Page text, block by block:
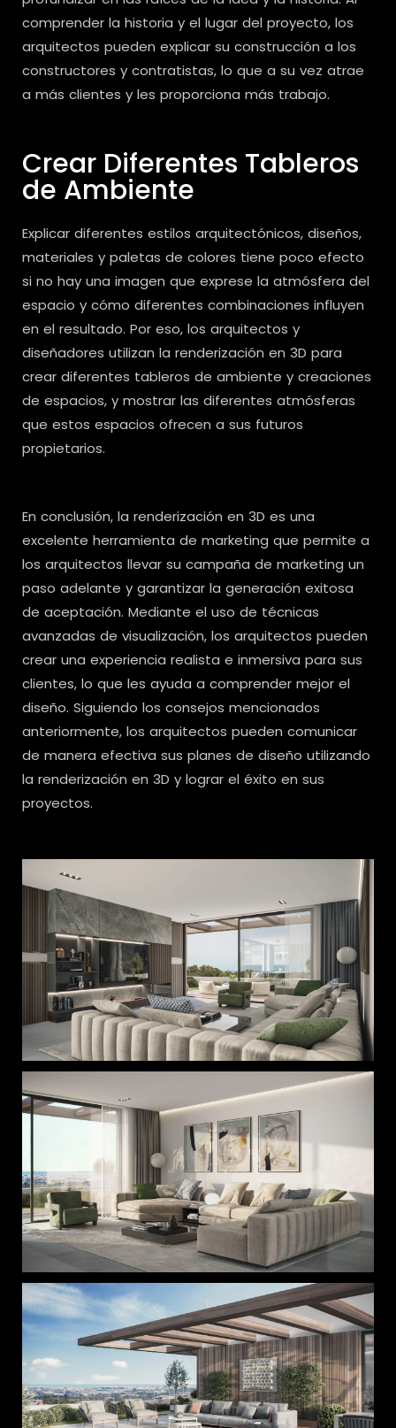
comprender la historia y el lugar del proyecto, los
arquitectos pueden explicar su construcción a los
constructores y contratistas, lo que a su vez atrae
a más clientes y les proporciona más trabajo.
Crear Diferentes Tableros
de Ambiente
Explicar diferentes estilos arquitectónicos, diseños,
materiales y paletas de colores tiene poco efecto
si no hay una imagen que exprese la atmósfera del
espacio y cómo diferentes combinaciones influyen
en el resultado. Por eso, los arquitectos y
diseñadores utilizan la renderización en 3D para
crear diferentes tableros de ambiente y creaciones
de espacios, y mostrar las diferentes atmósferas
que estos espacios ofrecen a sus futuros
propietarios.
En conclusión, la renderización en 3D es una
excelente herramienta de marketing que permite a
los arquitectos llevar su campaña de marketing un
paso adelante y garantizar la generación exitosa
de aceptación. Mediante el uso de técnicas
avanzadas de visualización, los arquitectos pueden
crear una experiencia realista e inmersiva para sus
clientes, lo que les ayuda a comprender mejor el
diseño. Siguiendo los consejos mencionados
anteriormente, los arquitectos pueden comunicar
de manera efectiva sus planes de diseño utilizando
la renderización en 3D y lograr el éxito en sus
proyectos.